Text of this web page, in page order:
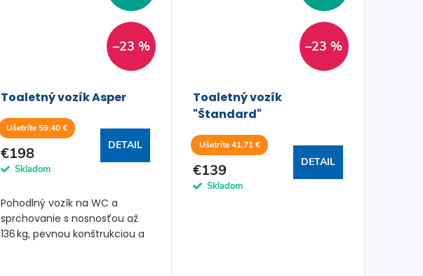
–23 %
Toaletný vozík Asper
Ušetríte 59,40 €
€198
Skladom
DETAIL
Pohodlný vozík na WC a
sprchovanie s nosnosťou až
136 kg, pevnou konštrukciou a
–23 %
Toaletný vozík
"Štandard"
Ušetríte 41,71 €
€139
Skladom
DETAIL